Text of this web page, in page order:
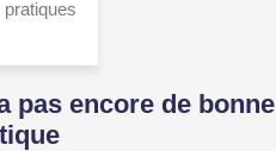
pratiques
pas encore de bonne